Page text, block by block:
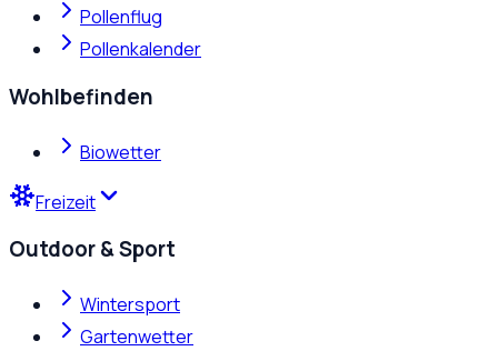
Pollenflug
Pollenkalender
Wohlbefinden
Biowetter
Freizeit
Outdoor & Sport
Wintersport
Gartenwetter